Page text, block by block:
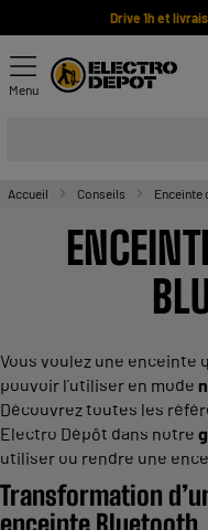
Drive 1h et
Menu
Accueil Conseils
Vous voulez une
pouvoir l’utiliser en mode
Découvrez toutes les
Electro Dépôt dans notre
utiliser ou rendre une
Transformation